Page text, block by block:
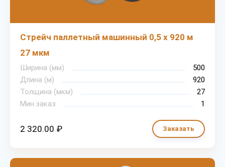
Стрейч паллетный машинный 0,5 х 920 м
27 мкм
Ширина (мм)
500
Длина (м)
920
Толщина (мкм)
27
Мин.заказ
1
2 320.00 ₽ Заказать